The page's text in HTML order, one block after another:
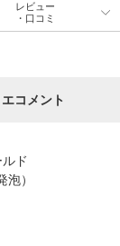
レビュー
・口コミ
コメント
ド
）